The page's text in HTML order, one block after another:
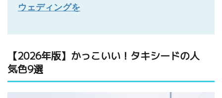
ウェディングを
【2026年版】かっこいい！タキシードの人
気色9選